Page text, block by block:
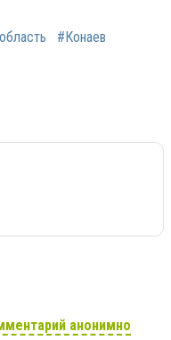
#Конаев
анонимно